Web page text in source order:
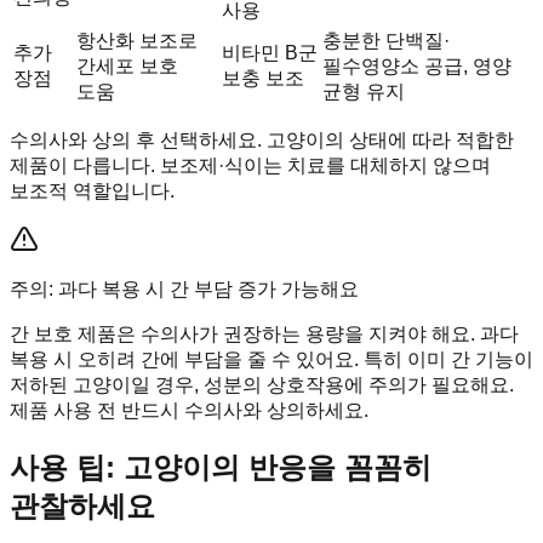
사용
추가
장점
항산화 보조로
간세포 보호
도움
비타민 B군
보충 보조
충분한 단백질·
필수영양소 공급, 영양
균형 유지
수의사와 상의 후 선택하세요. 고양이의 상태에 따라 적합한
제품이 다릅니다. 보조제·식이는 치료를 대체하지 않으며
보조적 역할입니다.
주의: 과다 복용 시 간 부담 증가 가능해요
간 보호 제품은 수의사가 권장하는 용량을 지켜야 해요. 과다
복용 시 오히려 간에 부담을 줄 수 있어요. 특히 이미 간 기능이
저하된 고양이일 경우, 성분의 상호작용에 주의가 필요해요.
제품 사용 전 반드시 수의사와 상의하세요.
사용 팁: 고양이의 반응을 꼼꼼히
관찰하세요